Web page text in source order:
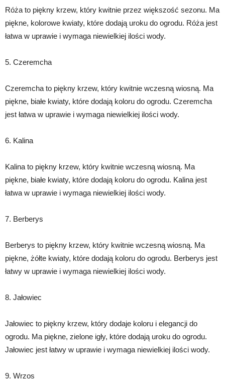
Róża to piękny krzew, który kwitnie przez większość sezonu. Ma
piękne, kolorowe kwiaty, które dodają uroku do ogrodu. Róża jest
łatwa w uprawie i wymaga niewielkiej ilości wody.
5. Czeremcha
Czeremcha to piękny krzew, który kwitnie wczesną wiosną. Ma
piękne, białe kwiaty, które dodają koloru do ogrodu. Czeremcha
jest łatwa w uprawie i wymaga niewielkiej ilości wody.
6. Kalina
Kalina to piękny krzew, który kwitnie wczesną wiosną. Ma
piękne, białe kwiaty, które dodają koloru do ogrodu. Kalina jest
łatwa w uprawie i wymaga niewielkiej ilości wody.
7. Berberys
Berberys to piękny krzew, który kwitnie wczesną wiosną. Ma
piękne, żółte kwiaty, które dodają koloru do ogrodu. Berberys jest
łatwy w uprawie i wymaga niewielkiej ilości wody.
8. Jałowiec
Jałowiec to piękny krzew, który dodaje koloru i elegancji do
ogrodu. Ma piękne, zielone igły, które dodają uroku do ogrodu.
Jałowiec jest łatwy w uprawie i wymaga niewielkiej ilości wody.
9. Wrzos